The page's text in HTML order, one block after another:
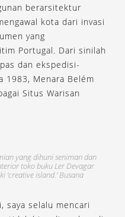
berarsitektur
kota dari invasi
yang
Portugal. Dari sinilah
dan ekspedisi-
1983, Menara Belém
Situs Warisan
yang dihuni seniman dan
toko buku Ler Devagar
‘creative island.’ Busana
saya selalu mencari